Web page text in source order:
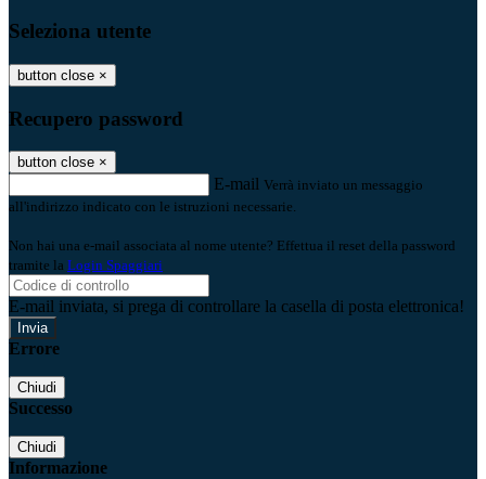
Seleziona utente
button close ×
Recupero password
button close ×
E-mail Verrà inviato un messaggio
all'indirizzo indicato con le istruzioni necessarie.
Non hai una e-mail associata al nome utente? Effettua il reset della password
tramite la Login Spaggiari
E-mail inviata, si prega di controllare la casella di posta elettronica!
Errore
Chiudi
Successo
Chiudi
Informazione